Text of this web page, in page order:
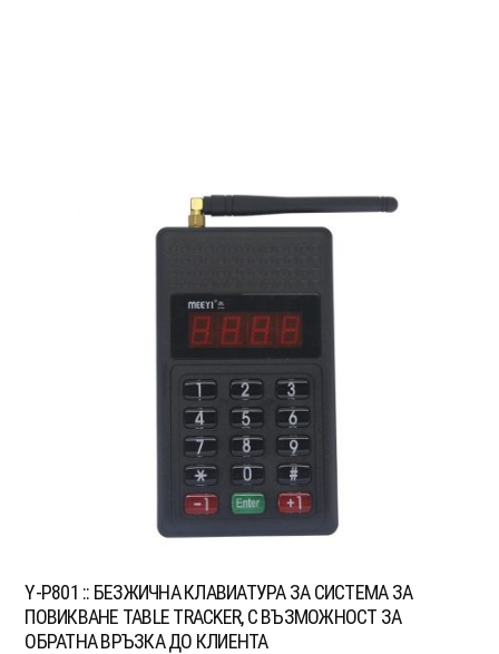
Y-P801 :: БЕЗЖИЧНА КЛАВИАТУРА ЗА СИСТЕМА ЗА
ПОВИКВАНЕ TABLE TRACKER, С ВЪЗМОЖНОСТ ЗА
ОБРАТНА ВРЪЗКА ДО КЛИЕНТА